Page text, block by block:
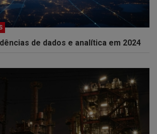
de dados e analítica em 2024